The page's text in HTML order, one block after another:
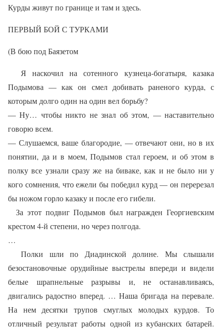
Курды живут по границе и там и здесь.
ПЕРВЫЙ БОЙ С ТУРКАМИ
(В бою под Баязетом
Я наскочил на сотенного кузнеца-богатыря, казака
Подымова — как он смел добивать раненого курда, с
которым долго один на один вел борьбу?
— Ну… чтобы никто не знал об этом, — наставительно
говорю всем.
— Слушаемся, ваше благородие, — отвечают они, но в их
понятии, да и в моем, Подымов стал героем, и об этом в
полку все узнали сразу же на биваке, как и не было ни у
кого сомнения, что ежели бы победил курд — он перерезал
бы ножом горло казаку и после его гибели.
За этот подвиг Подымов был награжден Георгиевским
крестом 4-й степени, но через полгода.
…
Полки шли по Диадинской долине. Мы слышали
безостановочные орудийные выстрелы впереди и видели
белые шрапнельные разрывы и, не останавливаясь,
двигались радостно вперед. … Наша бригада на перевале.
На нем десятки трупов смуглых молодых курдов. То
отличный результат работы одной из кубанских батарей.